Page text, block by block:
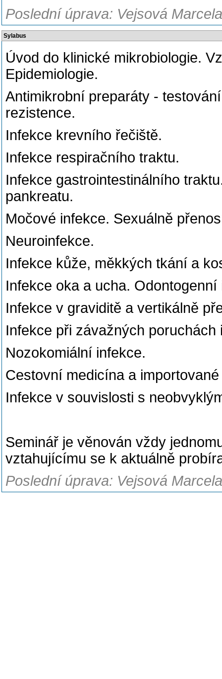
Poslední úprava: Vejsová
Sylabus
Úvod do klinické mikrobiologie.
Epidemiologie.
Antimikrobní preparáty -
rezistence.
Infekce krevního řečiště.
Infekce respiračního traktu.
Infekce gastrointestinálního
pankreatu.
Močové infekce. Sexuálně
Neuroinfekce.
Infekce kůže, měkkých tkání a
Infekce oka a ucha. Odontogenní
Infekce v graviditě a vertikálně
Infekce při závažných
Nozokomiální infekce.
Cestovní medicína a
Infekce v souvislosti s
Seminář je věnován vždy
vztahujícímu se k aktuálně
Poslední úprava: Vejsová